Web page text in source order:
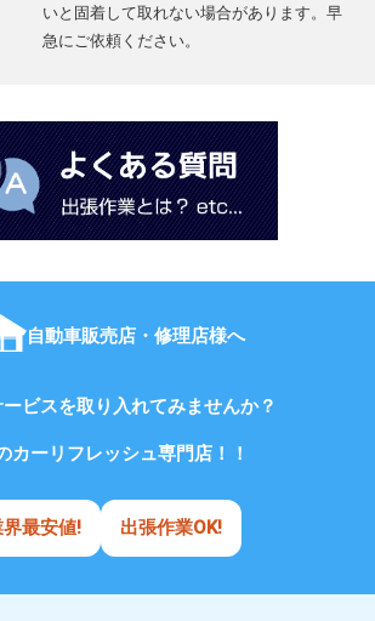
いと固着して取れない場合があります。早
急にご依頼ください。
自動車販売店・修理店様へ
ビスを取り入れてみませんか？
カーリフレッシュ専門店！！
最安値! 出張作業OK!